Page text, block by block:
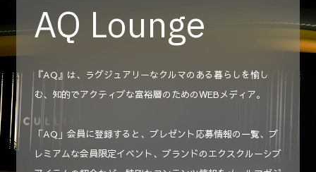
AQ Lounge
『AQ』は、ラグジュアリーなクルマのある暮らしを愉し
む、知的でアクティブな富裕層のためのWEBメディア。
「AQ」会員に登録すると、プレゼント応募情報の一覧、プ
レミアムな会員限定イベント、ブランドのエクスクルーシブ